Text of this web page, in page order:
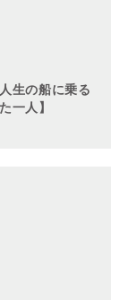
生の船に乗る
一人】